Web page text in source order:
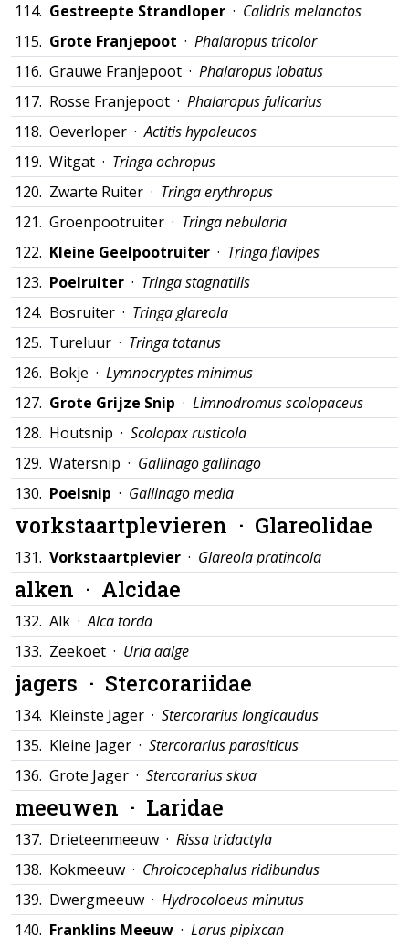
114. Gestreepte Strandloper · Calidris melanotos
115. Grote Franjepoot · Phalaropus tricolor
116. Grauwe Franjepoot · Phalaropus lobatus
117. Rosse Franjepoot · Phalaropus fulicarius
118. Oeverloper ·Actitis hypoleucos
119. Witgat · Tringa ochropus
120. Zwarte Ruiter · Tringa erythropus
121. Groenpootruiter · Tringa nebularia
122. Kleine Geelpootruiter · Tringa flavipes
123. Poelruiter · Tringa stagnatilis
124. Bosruiter · Tringa glareola
125. Tureluur · Tringa totanus
126. Bokje · Lymnocryptes minimus
127. Grote Grijze Snip · Limnodromus scolopaceus
128. Houtsnip · Scolopax rusticola
129. Watersnip · Gallinago gallinago
130. Poelsnip · Gallinago media
vorkstaartplevieren · Glareolidae
131. Vorkstaartplevier · Glareola pratincola
alken · Alcidae
132. Alk ·Alca torda
133. Zeekoet · Uria aalge
jagers · Stercorariidae
134. Kleinste Jager · Stercorarius longicaudus
135. Kleine Jager · Stercorarius parasiticus
136. Grote Jager · Stercorarius skua
meeuwen · Laridae
137. Drieteenmeeuw · Rissa tridactyla
138. Kokmeeuw · Chroicocephalus ridibundus
139. Dwergmeeuw · Hydrocoloeus minutus
140. Franklins Meeuw · Larus pipixcan